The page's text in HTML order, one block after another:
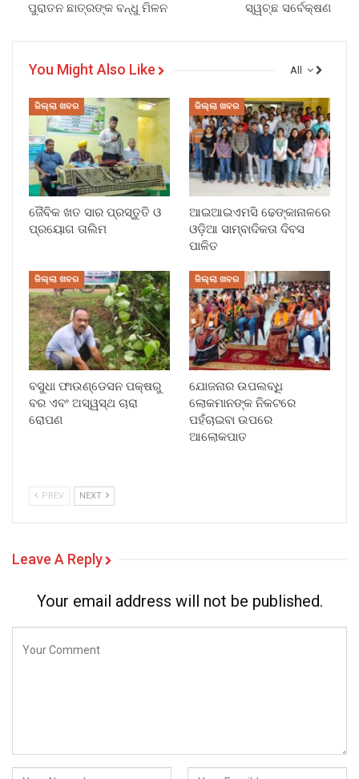
ପୁରାତନ ଛାତ୍ରଙ୍କ ବନ୍ଧୁ ମିଳନ
ସ୍ୱଚ୍ଛ ସର୍ବେକ୍ଷଣ
All
You Might Also Like
ଜିଲ୍ଲା ଖବର
ଜୈବିକ ଖତ ସାର ପ୍ରସ୍ତୁତି ଓ
ପ୍ରୟୋଗ ତାଲିମ
ଜିଲ୍ଲା ଖବର
ଆଇଆଇଏମସି ଢେଙ୍କାନାଳରେ
ଓଡ଼ିଆ ସାମ୍ବାଦିକତା ଦିବସ
ପାଳିତ
ଜିଲ୍ଲା ଖବର
ବସୁଧା ଫାଉଣ୍ଡେସନ ପକ୍ଷରୁ
ବର ଏବଂ ଅସ୍ୱସ୍ଥ ଚାରା
ରୋପଣ
ଜିଲ୍ଲା ଖବର
ଯୋଜନାର ଉପଲବ୍ଧି
ଲୋକମାନଙ୍କ ନିକଟରେ
ପହଁଚାଇବା ଉପରେ
ଆଲୋକପାତ
PREV NEXT
Leave A Reply
Your email address will not be published.